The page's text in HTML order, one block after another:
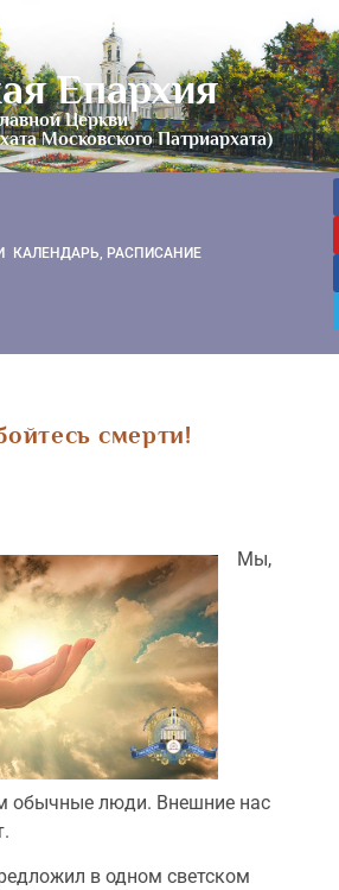
Епархия
Церкви
Московского Патриархата)
КАЛЕНДАРЬ, РАСПИСАНИЕ
смерти!
Мы,
обычные люди. Внешние нас
в одном светском